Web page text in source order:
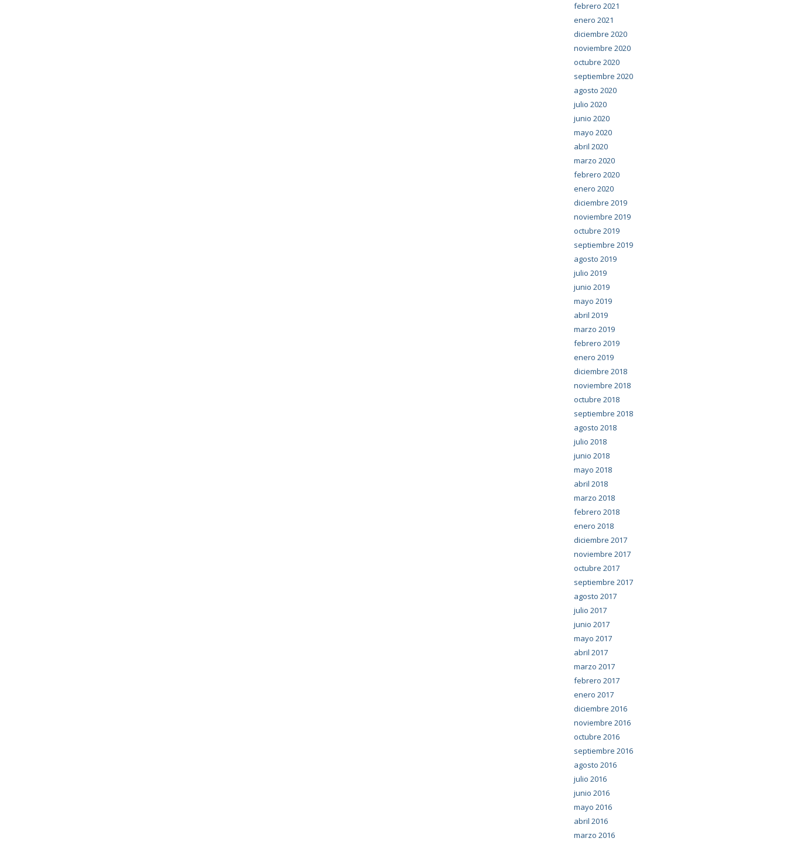
febrero 2021
enero 2021
diciembre 2020
noviembre 2020
octubre 2020
septiembre 2020
agosto 2020
julio 2020
junio 2020
mayo 2020
abril 2020
marzo 2020
febrero 2020
enero 2020
diciembre 2019
noviembre 2019
octubre 2019
septiembre 2019
agosto 2019
julio 2019
junio 2019
mayo 2019
abril 2019
marzo 2019
febrero 2019
enero 2019
diciembre 2018
noviembre 2018
octubre 2018
septiembre 2018
agosto 2018
julio 2018
junio 2018
mayo 2018
abril 2018
marzo 2018
febrero 2018
enero 2018
diciembre 2017
noviembre 2017
octubre 2017
septiembre 2017
agosto 2017
julio 2017
junio 2017
mayo 2017
abril 2017
marzo 2017
febrero 2017
enero 2017
diciembre 2016
noviembre 2016
octubre 2016
septiembre 2016
agosto 2016
julio 2016
junio 2016
mayo 2016
abril 2016
marzo 2016